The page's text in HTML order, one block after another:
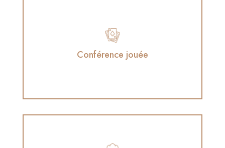
Conférence jouée
Conférence jouée